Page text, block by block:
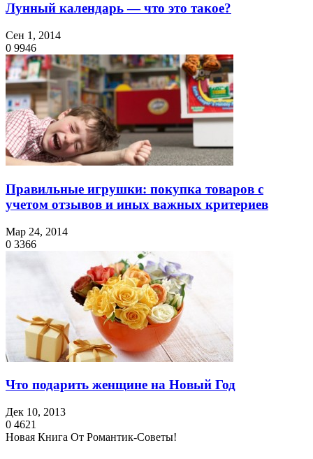
Лунный календарь — что это такое?
Сен 1, 2014
0 9946
Правильные игрушки: покупка товаров с
учетом отзывов и иных важных критериев
Мар 24, 2014
0 3366
Что подарить женщине на Новый Год
Дек 10, 2013
0 4621
Новая Книга От Романтик-Советы!